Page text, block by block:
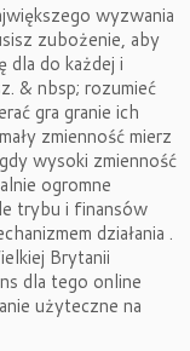
wyzwania
zubożenie, aby
dla do każdej i
& nbsp; rozumieć
gra granie ich
zmienność mierz
wysoki zmienność
ogromne
trybu i finansów
działania .
Brytanii
dla tego online
użyteczne na